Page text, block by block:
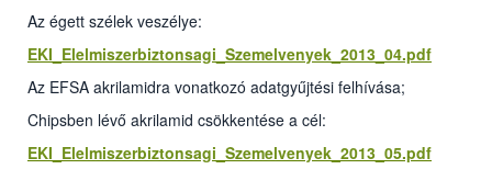
Az égett szélek veszélye:
EKI_Elelmiszerbiztonsagi_Szemelvenyek_2013_04.pdf
Az EFSA akrilamidra vonatkozó adatgyűjtési felhívása;
Chipsben lévő akrilamid csökkentése a cél:
EKI_Elelmiszerbiztonsagi_Szemelvenyek_2013_05.pdf